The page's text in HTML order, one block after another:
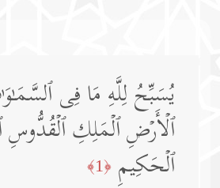
یُسَبِّحُ لِلَّهِ مَا فِی
ٱلۡأَرۡضِ ٱلۡمَلِكِ ٱلۡقُدُّوسِ
ٱلۡحَكِیمِ ﴿1﴾